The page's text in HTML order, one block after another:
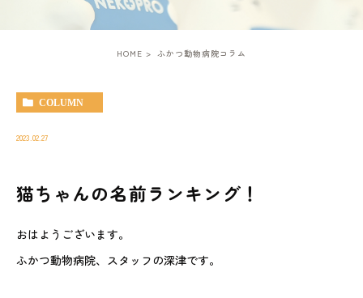
スタッフ紹介
アクセス
糸島市･福岡市西区で
ください。
HOME ふかつ動物病院コラム
COLUMN
2023.02.27
猫ちゃんの名前ランキング！
おはようございます。
ふかつ動物病院、スタッフの深津です。